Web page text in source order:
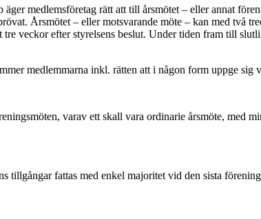
medlemsföretag rätt att till årsmötet – eller annat
Årsmötet – eller motsvarande möte – kan med två
veckor efter styrelsens beslut. Under tiden fram till
medlemmarna inkl. rätten att i någon form uppge sig
varav ett skall vara ordinarie årsmöte, med
fattas med enkel majoritet vid den sista